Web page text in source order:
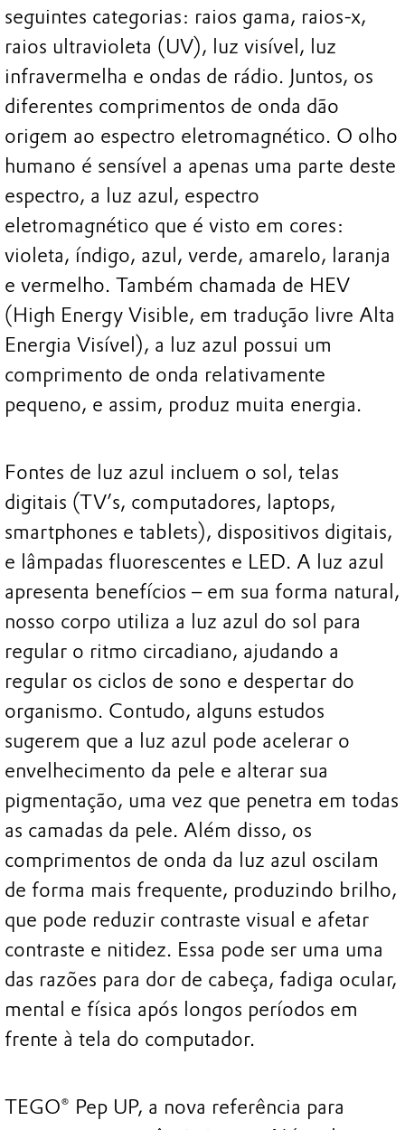
seguintes categorias: raios gama, raios-x,
raios ultravioleta (UV), luz visível, luz
infravermelha e ondas de rádio. Juntos, os
diferentes comprimentos de onda dão
origem ao espectro eletromagnético. O olho
humano é sensível a apenas uma parte deste
espectro, a luz azul, espectro
eletromagnético que é visto em cores:
violeta, índigo, azul, verde, amarelo, laranja
e vermelho. Também chamada de HEV
(High Energy Visible, em tradução livre Alta
Energia Visível), a luz azul possui um
comprimento de onda relativamente
pequeno, e assim, produz muita energia.
Fontes de luz azul incluem o sol, telas
digitais (TV’s, computadores, laptops,
smartphones e tablets), dispositivos digitais,
e lâmpadas fluorescentes e LED. A luz azul
apresenta benefícios – em sua forma natural,
nosso corpo utiliza a luz azul do sol para
regular o ritmo circadiano, ajudando a
regular os ciclos de sono e despertar do
organismo. Contudo, alguns estudos
sugerem que a luz azul pode acelerar o
envelhecimento da pele e alterar sua
pigmentação, uma vez que penetra em todas
as camadas da pele. Além disso, os
comprimentos de onda da luz azul oscilam
de forma mais frequente, produzindo brilho,
que pode reduzir contraste visual e afetar
contraste e nitidez. Essa pode ser uma uma
das razões para dor de cabeça, fadiga ocular,
mental e física após longos períodos em
frente à tela do computador.
TEGO® Pep UP, a nova referência para